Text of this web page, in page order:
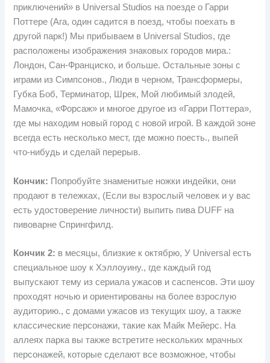
приключений» в Universal Studios на поезде о Гарри
Поттере (Ага, один садится в поезд, чтобы поехать в
другой парк!) Мы прибываем в Universal Studios, где
расположены изображения знаковых городов мира.:
Лондон, Сан-Франциско, и больше. Остальные зоны с
играми из Симпсонов., Люди в черном, Трансформеры,
Губка Боб, Терминатор, Шрек, Мой любимый злодей,
Мамочка, «Форсаж» и многое другое из «Гарри Поттера»,
где мы находим новый город с новой игрой. В каждой зоне
всегда есть несколько мест, где можно поесть., выпей
что-нибудь и сделай перерыв.
Кончик: Попробуйте знаменитые ножки индейки, они
продают в тележках, (Если вы взрослый человек и у вас
есть удостоверение личности) выпить пива DUFF на
пивоварне Спрингфилд.
Кончик 2: в месяцы, близкие к октябрю, У Universal есть
специальное шоу к Хэллоуину., где каждый год
выпускают тему из сериала ужасов и саспенсов. Эти шоу
проходят ночью и ориентированы на более взрослую
аудиторию., с домами ужасов из текущих шоу, а также
классические персонажи, такие как Майк Мейерс. На
аллеях парка вы также встретите нескольких мрачных
персонажей, которые сделают все возможное, чтобы